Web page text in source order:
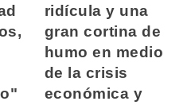
ridícula y una
gran cortina de
humo en medio
de la crisis
económica y